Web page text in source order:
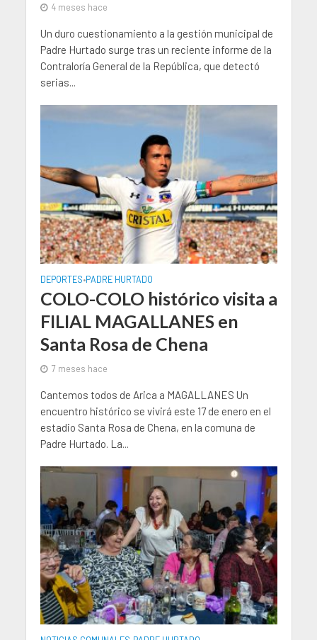
4 meses hace
Un duro cuestionamiento a la gestión municipal de
Padre Hurtado surge tras un reciente informe de la
Contraloría General de la República, que detectó
serias...
DEPORTES•PADRE HURTADO
COLO-COLO histórico visita a
FILIAL MAGALLANES en
Santa Rosa de Chena
7 meses hace
Cantemos todos de Arica a MAGALLANES Un
encuentro histórico se vivirá este 17 de enero en el
estadio Santa Rosa de Chena, en la comuna de
Padre Hurtado. La...